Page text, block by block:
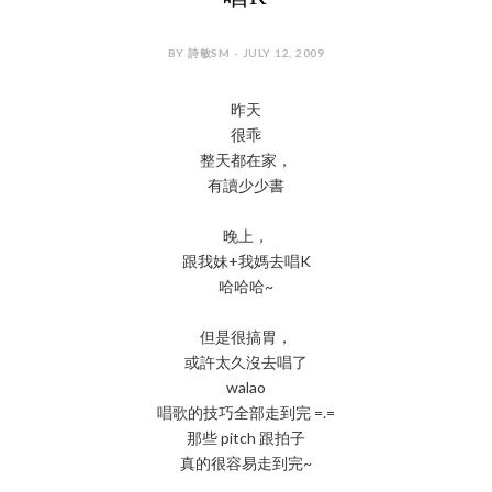
BY 詩敏SM - JULY 12, 2009
昨天
很乖
整天都在家，
有讀少少書
晚上，
跟我妹+我媽去唱K
哈哈哈~
但是很搞胃，
或許太久沒去唱了
walao
唱歌的技巧全部走到完 =.=
那些 pitch 跟拍子
真的很容易走到完~